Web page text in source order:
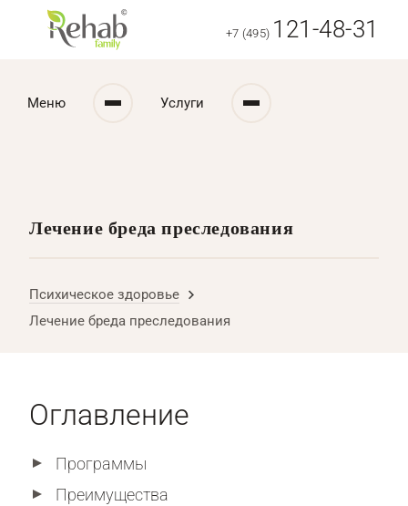
+7 (495) 121-48-31
Меню Услуги
Лечение бреда преследования
Психическое здоровье
Лечение бреда преследования
Оглавление
Программы
Преимущества